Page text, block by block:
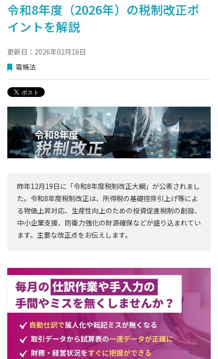
令和8年度（2026年）の税制改正ポ
イントを解説
更新日：2026年02月16日
電帳法
昨年12月19日に「令和8年度税制改正大綱」が公表されまし
た。令和8年度税制改正は、所得税の基礎控除引上げ等によ
る物価上昇対応、生産性向上のための投資促進税制の創設、
中小企業支援、防衛力強化の財源確保などが盛り込まれてい
ます。主要な改正点をお伝えします。